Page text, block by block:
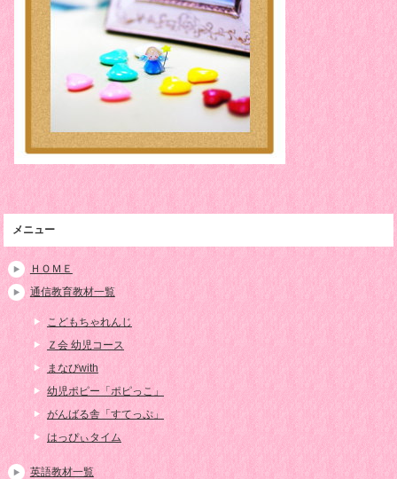
メニュー
ＨＯＭＥ
通信教育教材一覧
こどもちゃれんじ
Ｚ会 幼児コース
まなびwith
幼児ポピー「ポピっこ」
がんばる舎「すてっぷ」
はっぴぃタイム
英語教材一覧